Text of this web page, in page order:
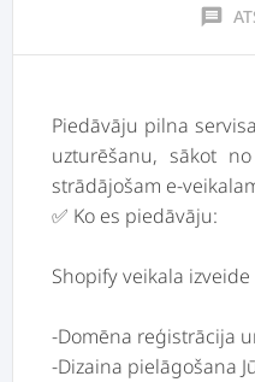
message
Piedāvāju pilna
uzturēšanu, sākot
strādājošam e-
✅ Ko es piedāvāju:
Shopify veikala
-Domēna reģistrācija
-Dizaina pielāgošana